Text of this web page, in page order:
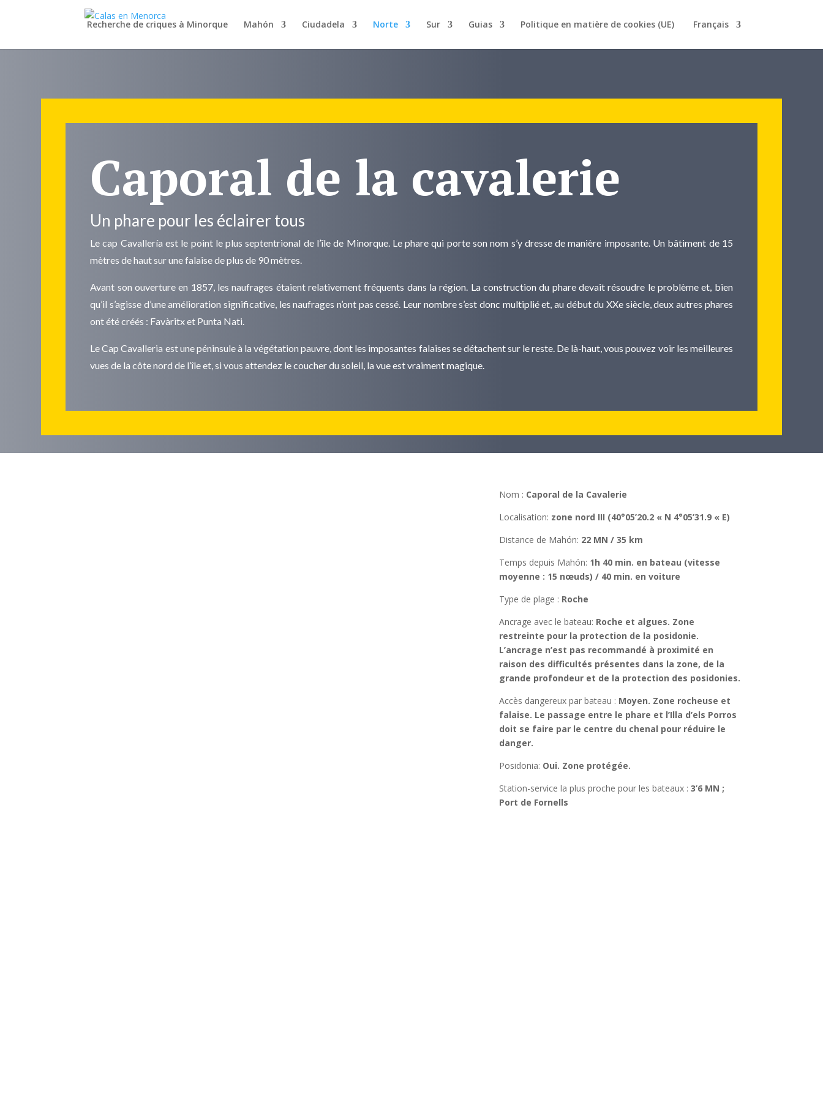
Recherche de criques à Minorque Mahón Ciudadela Norte Sur Guias Politique en matière de cookies (UE) Français
Caporal de la cavalerie
Un phare pour les éclairer tous
Le cap Cavallería est le point le plus septentrional de l’île de Minorque. Le phare qui porte son nom s’y dresse de manière imposante. Un bâtiment de 15
mètres de haut sur une falaise de plus de 90 mètres.
Avant son ouverture en 1857, les naufrages étaient relativement fréquents dans la région. La construction du phare devait résoudre le problème et, bien
qu’il s’agisse d’une amélioration significative, les naufrages n’ont pas cessé. Leur nombre s’est donc multiplié et, au début du XXe siècle, deux autres phares
ont été créés : Favàritx et Punta Nati.
Le Cap Cavalleria est une péninsule à la végétation pauvre, dont les imposantes falaises se détachent sur le reste. De là-haut, vous pouvez voir les meilleures
vues de la côte nord de l’île et, si vous attendez le coucher du soleil, la vue est vraiment magique.
Nom : Caporal de la Cavalerie
Localisation: zone nord III (40°05’20.2 « N 4°05’31.9 « E)
Distance de Mahón: 22 MN / 35 km
Temps depuis Mahón: 1h 40 min. en bateau (vitesse
moyenne : 15 nœuds) / 40 min. en voiture
Type de plage : Roche
Ancrage avec le bateau: Roche et algues. Zone
restreinte pour la protection de la posidonie.
L’ancrage n’est pas recommandé à proximité en
raison des difficultés présentes dans la zone, de la
grande profondeur et de la protection des posidonies.
Accès dangereux par bateau : Moyen. Zone rocheuse et
falaise. Le passage entre le phare et l’Illa d’els Porros
doit se faire par le centre du chenal pour réduire le
danger.
Posidonia: Oui. Zone protégée.
Station-service la plus proche pour les bateaux : 3’6 MN ;
Port de Fornells